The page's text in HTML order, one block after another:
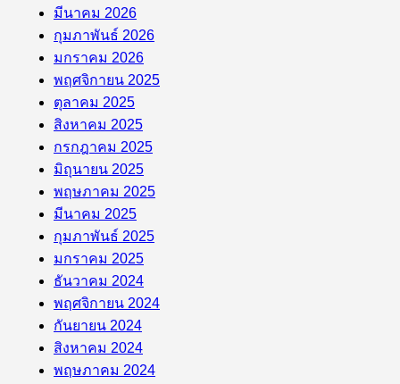
มีนาคม 2026
กุมภาพันธ์ 2026
มกราคม 2026
พฤศจิกายน 2025
ตุลาคม 2025
สิงหาคม 2025
กรกฎาคม 2025
มิถุนายน 2025
พฤษภาคม 2025
มีนาคม 2025
กุมภาพันธ์ 2025
มกราคม 2025
ธันวาคม 2024
พฤศจิกายน 2024
กันยายน 2024
สิงหาคม 2024
พฤษภาคม 2024